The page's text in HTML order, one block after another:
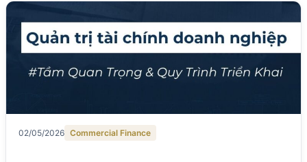
02/05/2026 Commercial Finance